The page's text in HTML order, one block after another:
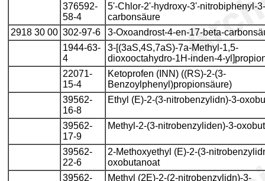
376592-
58-4
5'-Chlor-2'-hydroxy-3'-nitrobiphenyl-3-
carbonsäure
2918 30 00 302-97-6
3-Oxoandrost-4-en-17-beta-
1944-63-
4
3-[(3aS,4S,7aS)-7a-Methyl-1,5-
dioxooctahydro-1H-inden-4-
22071-
15-4
Ketoprofen (INN) ((RS)-2-(3-
Benzoylphenyl)propionsäure)
39562-
16-8
Ethyl (E)-2-(3-nitrobenzylidn)-3-
39562-
17-9
Methyl-2-(3-nitrobenzyliden)-3-
39562-
22-6
2-Methoxyethyl (E)-2-(3-
oxobutanoat
39562-
Methyl (2E)-2-(2-nitrobenzylidn)-3-